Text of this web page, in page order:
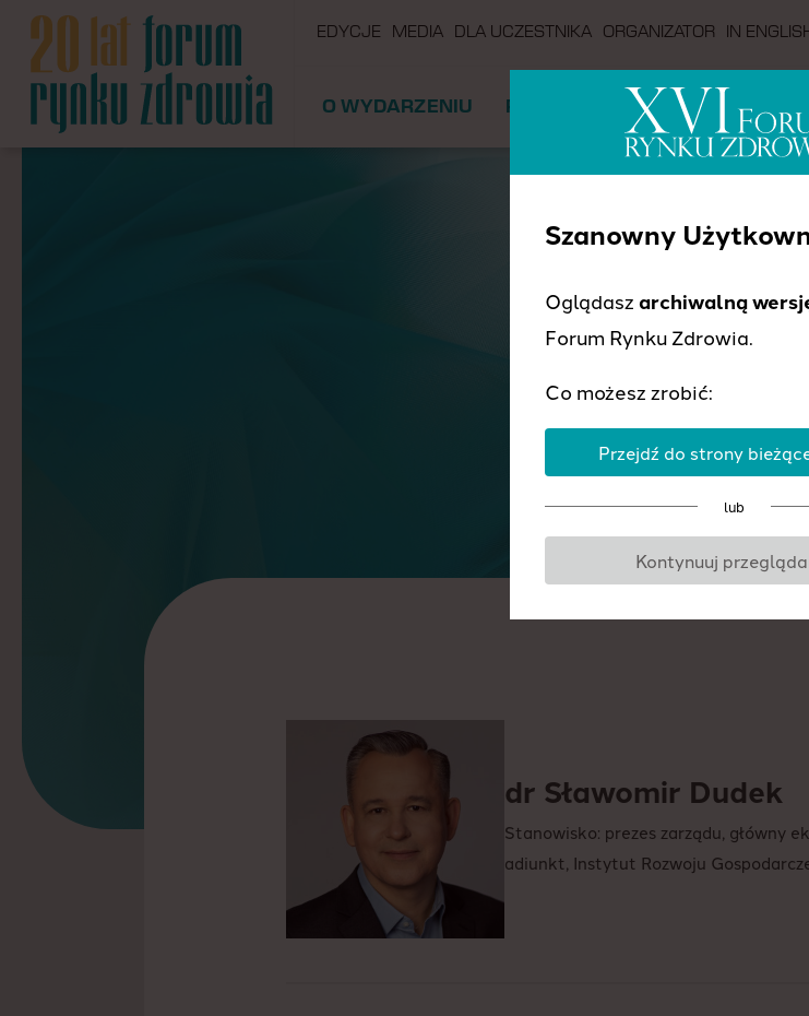
EDYCJE MEDIA DLA UCZESTNIKA ORGANIZATOR IN
O WYDARZENIU PRELEGENCI
dr Sławomir Dudek
Stanowisko: prezes zarządu, główny
adiunkt, Instytut Rozwoju
Szanowny
Oglądaszarchiwalną
Forum Rynku Zdrowia.
Co możesz zrobić:
Przejdź do strony
lub
Kontynuuj